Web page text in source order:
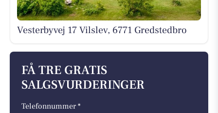
Vesterbyvej 17 Vilslev, 6771 Gredstedbro
FÅ TRE GRATIS
SALGSVURDERINGER
Telefonnummer *